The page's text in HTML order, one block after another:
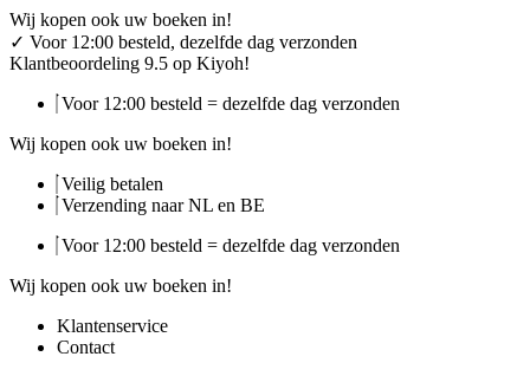
Ga
naar
de
Wij kopen ook uw boeken in!
✓ Voor 12:00 besteld, dezelfde dag verzonden
Klantbeoordeling 9.5 op Kiyoh!
Voor 12:00 besteld = dezelfde dag verzonden
Wij kopen ook uw boeken in!
Veilig betalen
Verzending naar NL en BE
Voor 12:00 besteld = dezelfde dag verzonden
Wij kopen ook uw boeken in!
Klantenservice
Contact